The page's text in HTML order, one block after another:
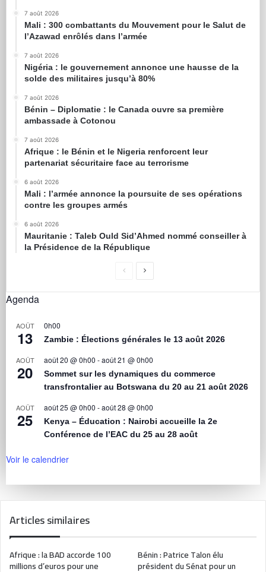
7 août 2026
Mali : 300 combattants du Mouvement pour le Salut de
l’Azawad enrôlés dans l’armée
7 août 2026
Nigéria : le gouvernement annonce une hausse de la
solde des militaires jusqu’à 80%
7 août 2026
Bénin – Diplomatie : le Canada ouvre sa première
ambassade à Cotonou
7 août 2026
Afrique : le Bénin et le Nigeria renforcent leur
partenariat sécuritaire face au terrorisme
6 août 2026
Mali : l’armée annonce la poursuite de ses opérations
contre les groupes armés
6 août 2026
Mauritanie : Taleb Ould Sid’Ahmed nommé conseiller à
la Présidence de la République
Agenda
AOÛT
13
0h00
Zambie : Élections générales le 13 août 2026
AOÛT
20
août 20 @ 0h00 -août 21 @ 0h00
Sommet sur les dynamiques du commerce
transfrontalier au Botswana du 20 au 21 août 2026
AOÛT
25
août 25 @ 0h00 -août 28 @ 0h00
Kenya – Éducation : Nairobi accueille la 2e
Conférence de l’EAC du 25 au 28 août
Voir le calendrier
Articles similaires
Afrique : la BAD accorde 100
millions d’euros pour une
Bénin : Patrice Talon élu
président du Sénat pour un